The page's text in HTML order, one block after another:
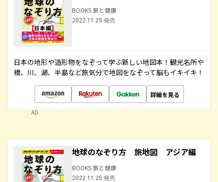
BOOKS 旅と健康
2022.11.25 発売
日本の地形や造形物をなぞって学ぶ新しい地図本！観光名所や
橋、川、湖、半島など旅気分で地図をなぞって脳もイキイキ！
詳細を見る
AD
地球のなぞり方 旅地図 アジア編
BOOKS 旅と健康
2022.11.25 発売